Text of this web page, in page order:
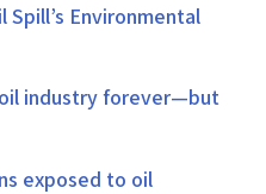
Spill’s Environmental
oil industry forever—but
exposed to oil